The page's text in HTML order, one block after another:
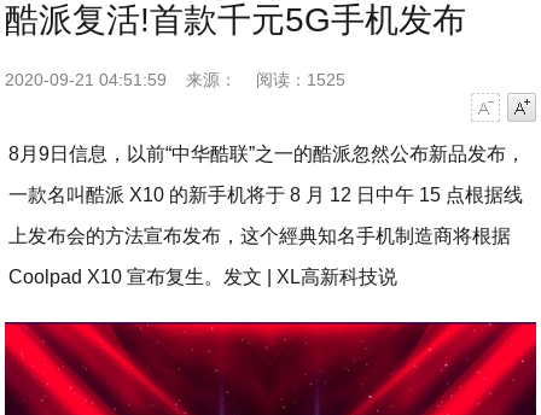
酷派复活!首款千元5G手机发布
2020-09-21 04:51:59 来源：
阅读：1525
8月9日信息，以前“中华酷联”之一的酷派忽然公布新品发布，
一款名叫酷派 X10 的新手机将于 8 月 12 日中午 15 点根据线
上发布会的方法宣布发布，这个經典知名手机制造商将根据
Coolpad X10 宣布复生。发文 | XL高新科技说